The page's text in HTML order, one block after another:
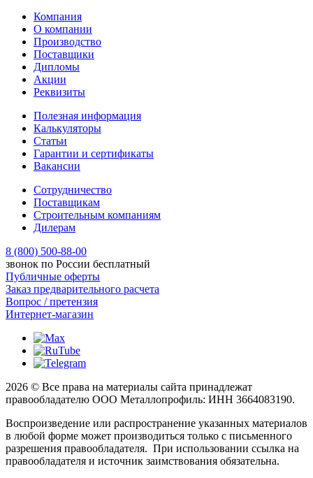
Компания
О компании
Производство
Поставщики
Дипломы
Акции
Реквизиты
Полезная информация
Калькуляторы
Статьи
Гарантии и сертификаты
Вакансии
Сотрудничество
Поставщикам
Строительным компаниям
Дилерам
8 (800) 500-88-00
звонок по России бесплатный
Публичные оферты
Заказ предварительного расчета
Вопрос / претензия
Интернет-магазин
2026 © Все права на материалы сайта принадлежат
правообладателю ООО Металлопрофиль: ИНН 3664083190.
Воспроизведение или распространение указанных материалов
в любой форме может производиться только с письменного
разрешения правообладателя. При использовании ссылка на
правообладателя и источник заимствования обязательна.